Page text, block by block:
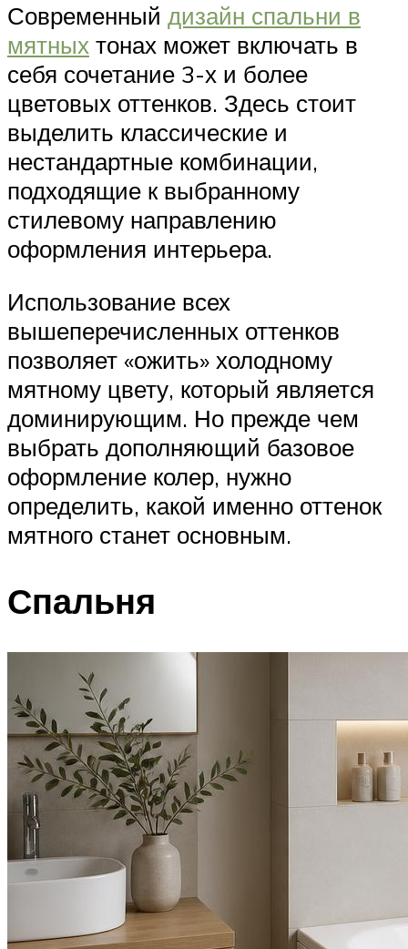
Современный дизайн спальни в
мятных тонах может включать в
себя сочетание 3-х и более
цветовых оттенков. Здесь стоит
выделить классические и
нестандартные комбинации,
подходящие к выбранному
стилевому направлению
оформления интерьера.
Использование всех
вышеперечисленных оттенков
позволяет «ожить» холодному
мятному цвету, который является
доминирующим. Но прежде чем
выбрать дополняющий базовое
оформление колер, нужно
определить, какой именно оттенок
мятного станет основным.
Спальня